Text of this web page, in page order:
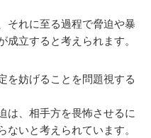
それに至る過程で脅迫や暴
立すると考えられます。
を妨げることを問題視する
は、相手方を畏怖させるに
ないと考えられています。